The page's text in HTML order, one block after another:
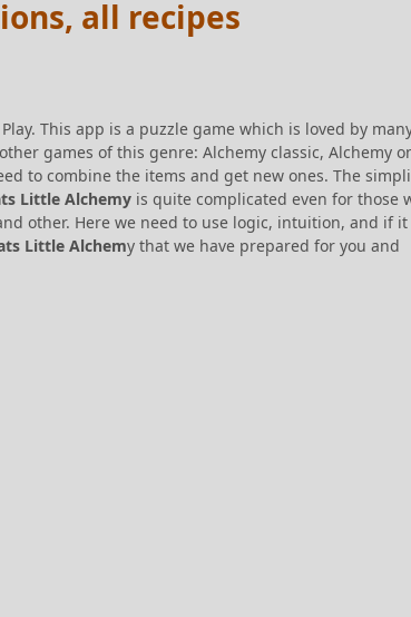
all recipes
This app is a puzzle game which is loved by
games of this genre: Alchemy classic, Alchemy
to combine the items and get new ones. The
Little Alchemy is quite complicated even for those
other. Here we need to use logic, intuition, and if it
Little Alchemy that we have prepared for you and